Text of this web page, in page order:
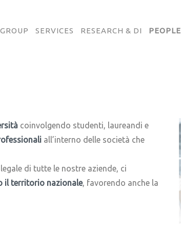
GROUP SERVICES RESEARCH & DI PEOPLE
coinvolgendo studenti, laureandi e
all’interno delle società che
legale di tutte le nostre aziende, ci
il territorio nazionale, favorendo anche la